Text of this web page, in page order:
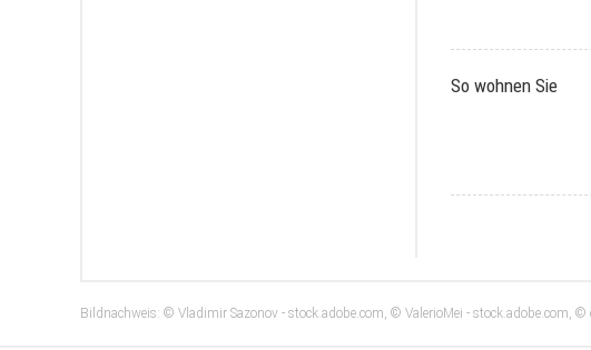
So wohnen Sie
Bildnachweis: © Vladimir Sazonov - stock.adobe.com, © ValerioMei - stock.adobe.com,